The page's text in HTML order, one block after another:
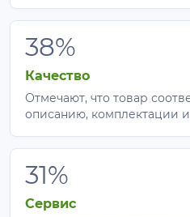
38%
Качество
Отмечают, что товар
описанию, комплектации
31%
Сервис